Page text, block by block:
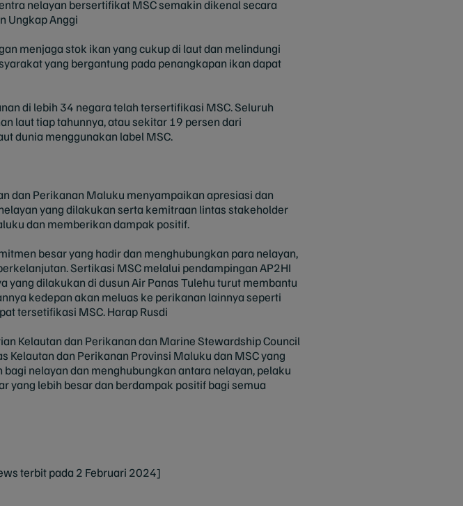
nelayan bersertifikat MSC semakin dikenal secara
Ungkap Anggi
menjaga stok ikan yang cukup di laut dan melindungi
yang bergantung pada penangkapan ikan dapat
di lebih 34 negara telah tersertifikasi MSC. Seluruh
laut tiap tahunnya, atau sekitar 19 persen dari
dunia menggunakan label MSC.
dan Perikanan Maluku menyampaikan apresiasi dan
yang dilakukan serta kemitraan lintas stakeholder
dan memberikan dampak positif.
besar yang hadir dan menghubungkan para nelayan,
Sertikasi MSC melalui pendampingan AP2HI
dilakukan di dusun Air Panas Tulehu turut membantu
kedepan akan meluas ke perikanan lainnya seperti
tersetifikasi MSC. Harap Rusdi
Kelautan dan Perikanan dan Marine Stewardship Council
Kelautan dan Perikanan Provinsi Maluku dan MSC yang
nelayan dan menghubungkan antara nelayan, pelaku
yang lebih besar dan berdampak positif bagi semua
terbit pada 2 Februari 2024]